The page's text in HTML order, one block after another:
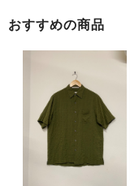
おすすめの商品